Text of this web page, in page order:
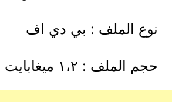
نوع الملف : بي دي اف
حجم الملف : ١،٢ ميغابايت